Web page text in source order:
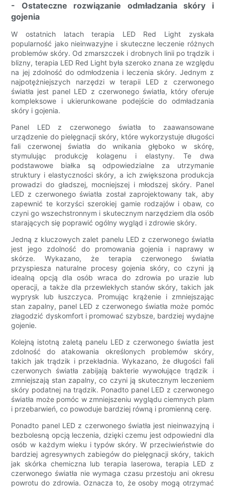
- Ostateczne rozwiązanie odmładzania skóry i
gojenia
W ostatnich latach terapia LED Red Light zyskała
popularność jako nieinwazyjne i skuteczne leczenie różnych
problemów skóry. Od zmarszczek i drobnych linii po trądzik i
blizny, terapia LED Red Light była szeroko znana ze względu
na jej zdolność do odmłodzenia i leczenia skóry. Jednym z
najpotężniejszych narzędzi w terapii LED z czerwonego
światła jest panel LED z czerwonego światła, który oferuje
kompleksowe i ukierunkowane podejście do odmładzania
skóry i gojenia.
Panel LED z czerwonego światła to zaawansowane
urządzenie do pielęgnacji skóry, które wykorzystuje długości
fali czerwonej światła do wnikania głęboko w skórę,
stymulując produkcję kolagenu i elastyny. Te dwa
podstawowe białka są odpowiedzialne za utrzymanie
struktury i elastyczności skóry, a ich zwiększona produkcja
prowadzi do gładszej, mocniejszej i młodszej skóry. Panel
LED z czerwonego światła został zaprojektowany tak, aby
zapewnić te korzyści szerokiej gamie rodzajów i obaw, co
czyni go wszechstronnym i skutecznym narzędziem dla osób
starających się poprawić ogólny wygląd i zdrowie skóry.
Jedną z kluczowych zalet panelu LED z czerwonego światła
jest jego zdolność do promowania gojenia i naprawy w
skórze. Wykazano, że terapia czerwonego światła
przyspiesza naturalne procesy gojenia skóry, co czyni ją
idealną opcją dla osób wraca do zdrowia po urazie lub
operacji, a także dla przewlekłych stanów skóry, takich jak
wyprysk lub łuszczyca. Promując krążenie i zmniejszając
stan zapalny, panel LED z czerwonego światła może pomóc
złagodzić dyskomfort i promować szybsze, bardziej wydajne
gojenie.
Kolejną istotną zaletą panelu LED z czerwonego światła jest
zdolność do atakowania określonych problemów skóry,
takich jak trądzik i przekładnia. Wykazano, że długości fali
czerwonych światła zabijają bakterie wywołujące trądzik i
zmniejszają stan zapalny, co czyni ją skutecznym leczeniem
skóry podatnej na trądzik. Ponadto panel LED z czerwonego
światła może pomóc w zmniejszeniu wyglądu ciemnych plam
i przebarwień, co powoduje bardziej równą i promienną cerę.
Ponadto panel LED z czerwonego światła jest nieinwazyjną i
bezbolesną opcją leczenia, dzięki czemu jest odpowiedni dla
osób w każdym wieku i typów skóry. W przeciwieństwie do
bardziej agresywnych zabiegów do pielęgnacji skóry, takich
jak skórka chemiczna lub terapia laserowa, terapia LED z
czerwonego światła nie wymaga czasu przestoju ani okresu
powrotu do zdrowia. Oznacza to, że osoby mogą otrzymać